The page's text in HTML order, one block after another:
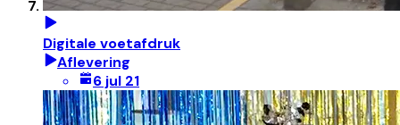
Digitale voetafdruk
Aflevering
6 jul 21